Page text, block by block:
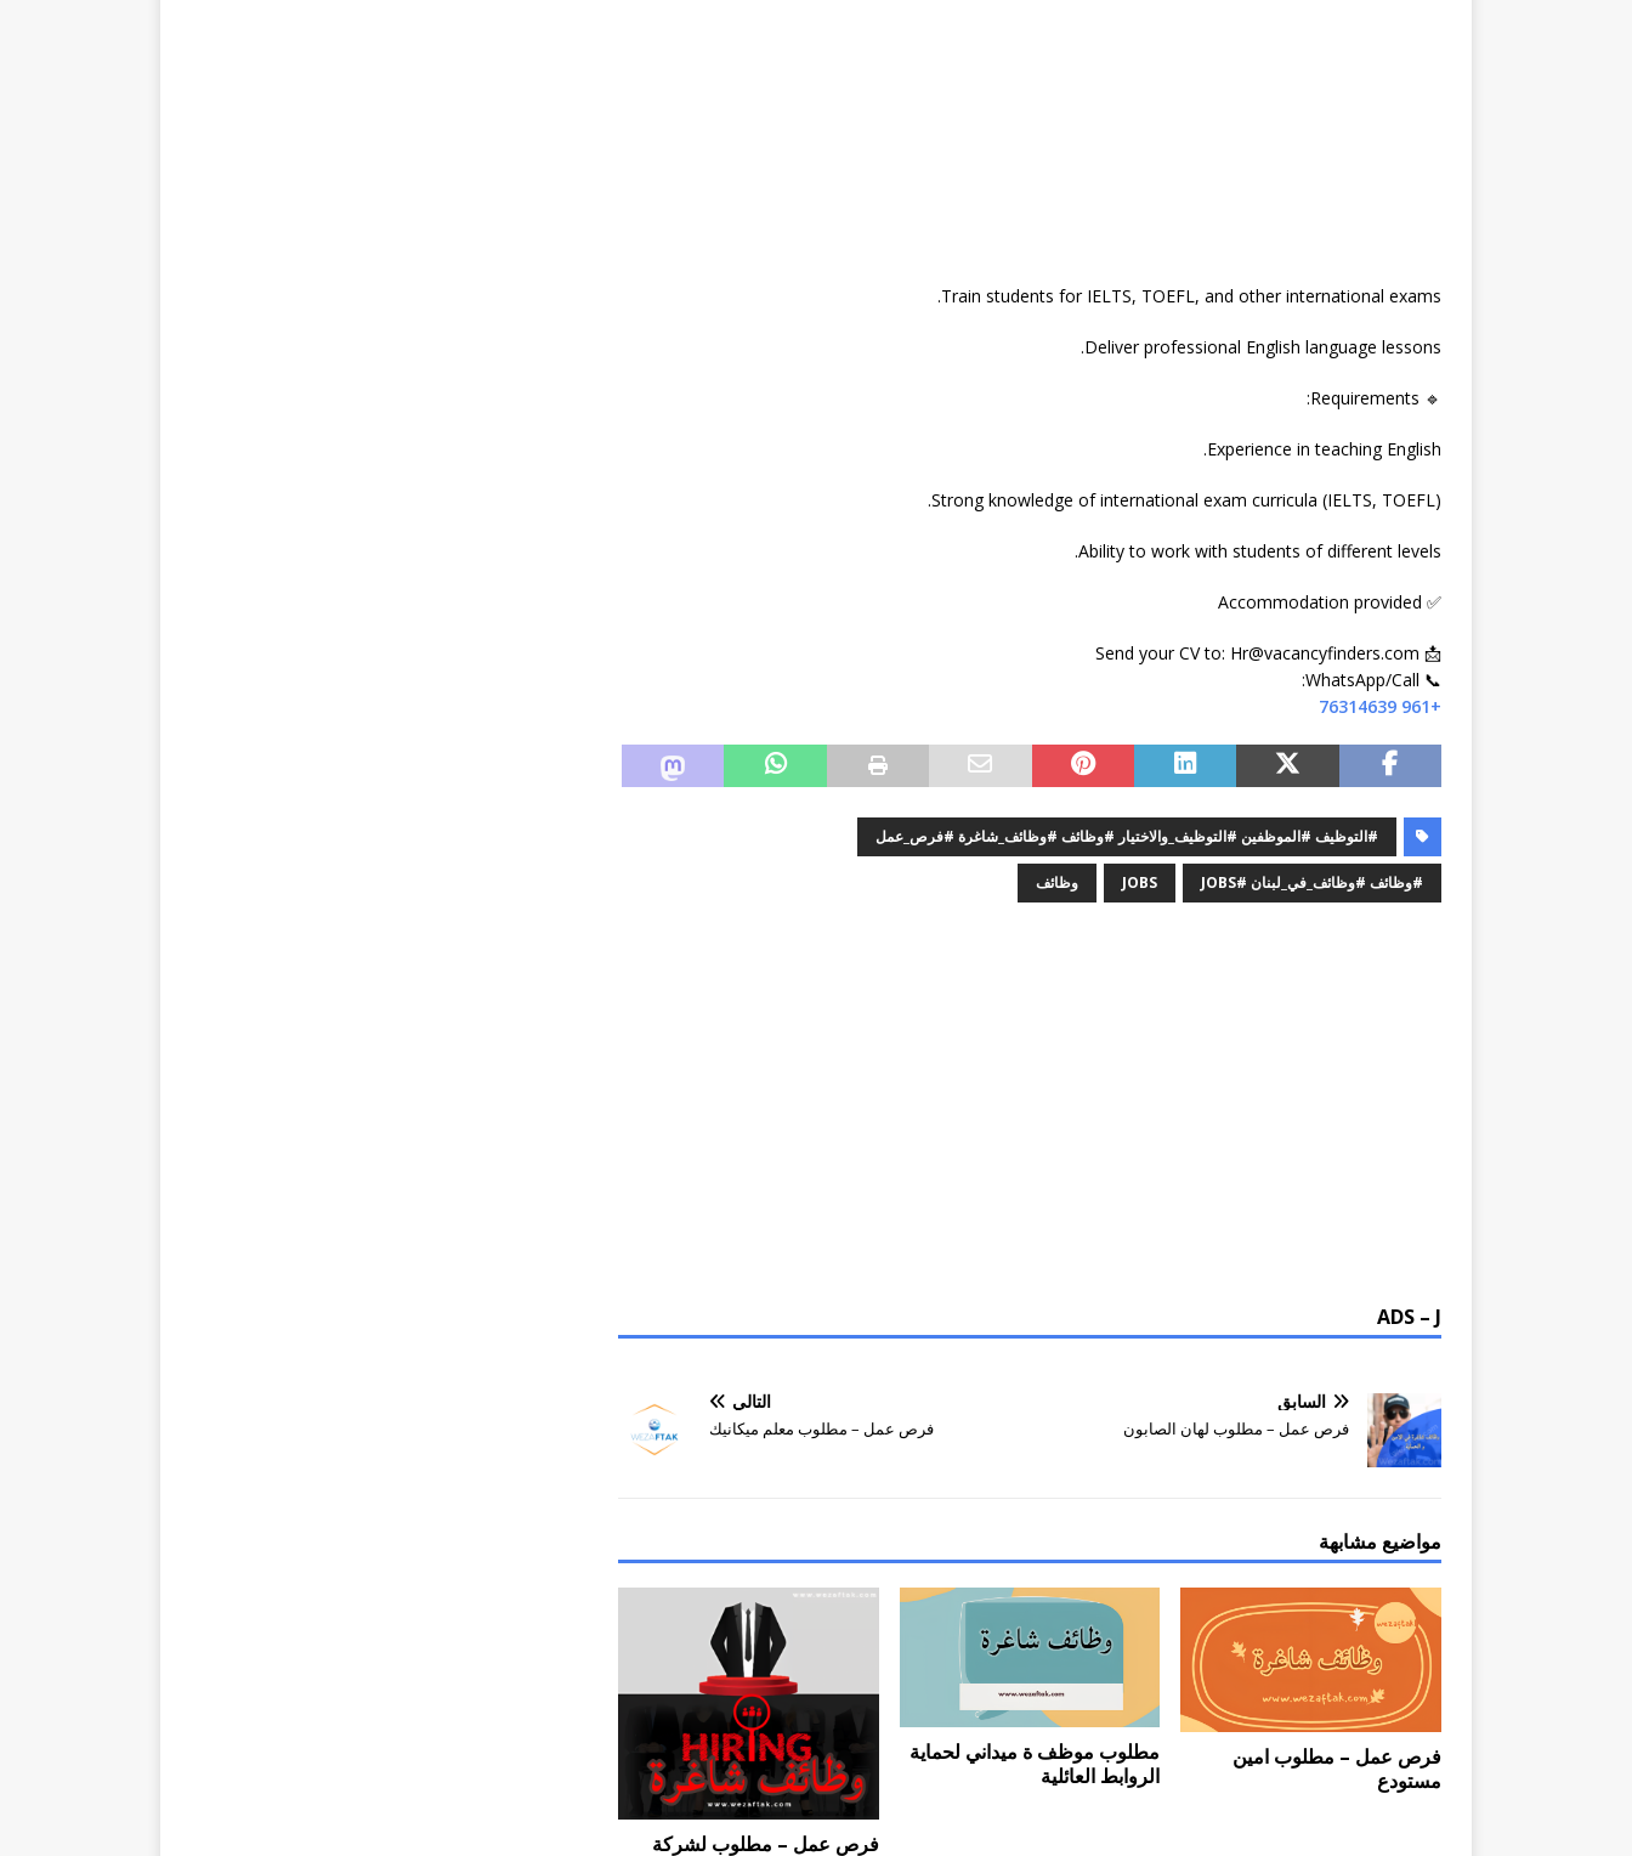
Train students for IELTS, TOEFL, and other international exams.
Deliver professional English language lessons.
🔹 Requirements:
Experience in teaching English.
Strong knowledge of international exam curricula (IELTS, TOEFL).
Ability to work with students of different levels.
✅ Accommodation provided
📩 Send your CV to: Hr@vacancyfinders.com
📞 WhatsApp/Call:
+961 76314639
#التوظيف #الموظفين #التوظيف_والاختيار #وظائف #وظائف_شاغرة #فرص_عمل
#وظائف #وظائف_في_لبنان #JOBS JOBS وظائف
ADS – J
السابق
فرص عمل – مطلوب لهان الصابون
التالي
فرص عمل – مطلوب معلم ميكانيك
مواضيع مشابهة
فرص عمل – مطلوب امين
مستودع
مطلوب موظف ة ميداني لحماية
الروابط العائلية
فرص عمل – مطلوب لشركة